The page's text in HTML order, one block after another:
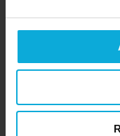
Opinión realizada
Detalles de la
Calidad / precio